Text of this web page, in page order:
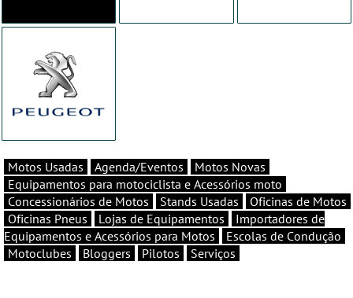
Motos Usadas Agenda/Eventos
Motos Novas
Equipamentos para motociclista e Acessórios moto
Concessionários de Motos
Stands Usadas
Oficinas de Motos
Oficinas Pneus
Lojas de Equipamentos
Importadores de
Equipamentos e Acessórios para Motos
Escolas de Condução
Motoclubes
Bloggers Pilotos Serviços